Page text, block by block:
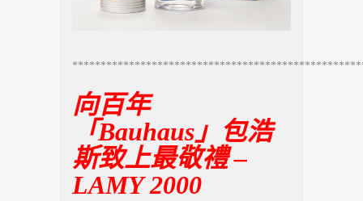
向百年
「Bauhaus」包浩
斯致上最敬禮 –
LAMY 2000